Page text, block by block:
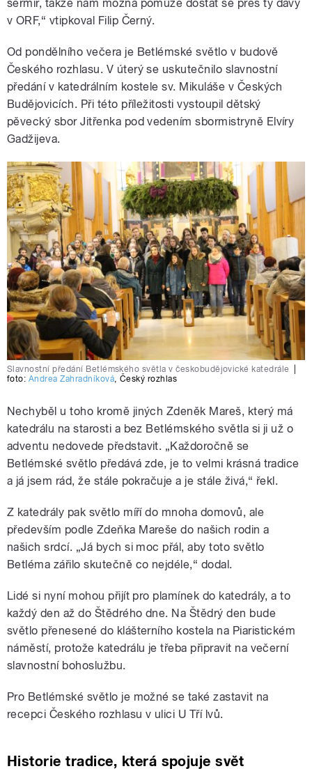
šermíř, takže nám možná pomůže dostat se přes ty davy
v ORF,“ vtipkoval Filip Černý.
Od pondělního večera je Betlémské světlo v budově
Českého rozhlasu. V úterý se uskutečnilo slavnostní
předání v katedrálním kostele sv. Mikuláše v Českých
Budějovicích. Při této příležitosti vystoupil dětský
pěvecký sbor Jitřenka pod vedením sbormistryně Elvíry
Gadžijeva.
Slavnostní předání Betlémského světla v českobudějovické katedrále
foto: Andrea Zahradníková,Český rozhlas
Nechyběl u toho kromě jiných Zdeněk Mareš, který má
katedrálu na starosti a bez Betlémského světla si ji už o
adventu nedovede představit. „Každoročně se
Betlémské světlo předává zde, je to velmi krásná tradice
a já jsem rád, že stále pokračuje a je stále živá,“ řekl.
Z katedrály pak světlo míří do mnoha domovů, ale
především podle Zdeňka Mareše do našich rodin a
našich srdcí. „Já bych si moc přál, aby toto světlo
Betléma zářilo skutečně co nejdéle,“ dodal.
Lidé si nyní mohou přijít pro plamínek do katedrály, a to
každý den až do Štědrého dne. Na Štědrý den bude
světlo přenesené do klášterního kostela na Piaristickém
náměstí, protože katedrálu je třeba připravit na večerní
slavnostní bohoslužbu.
Pro Betlémské světlo je možné se také zastavit na
recepci Českého rozhlasu v ulici U Tří lvů.
Historie tradice, která spojuje svět